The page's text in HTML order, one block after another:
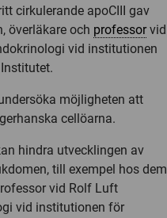
cirkulerande apoCIII gav
överläkare och professorvid
vid institutionen
möjligheten att
cellöarna.
hindra utvecklingen av
till exempel hos dem
vid Rolf Luft
vid institutionen för